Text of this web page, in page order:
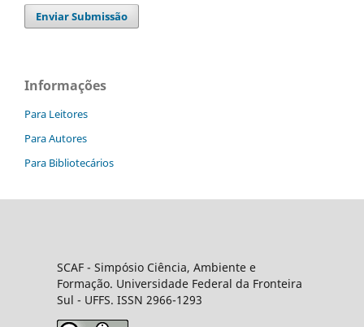
Enviar Submissão
Informações
Para Leitores
Para Autores
Para Bibliotecários
SCAF - Simpósio Ciência, Ambiente e
Formação. Universidade Federal da Fronteira
Sul - UFFS. ISSN 2966-1293